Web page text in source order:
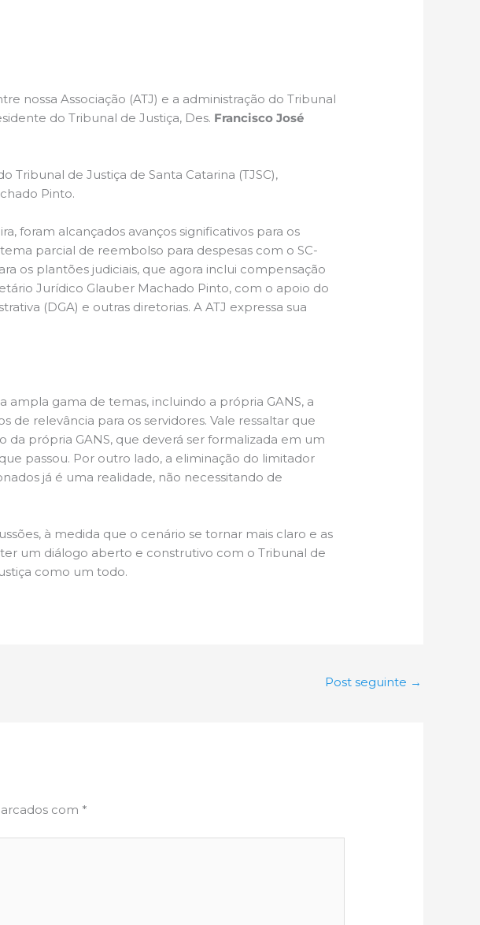
nossa Associação (ATJ) e a administração do Tribunal
do Tribunal de Justiça, Des. Francisco José
de Justiça de Santa Catarina (TJSC),
Pinto.
foram alcançados avanços significativos para os
parcial de reembolso para despesas com o SC-
os plantões judiciais, que agora inclui compensação
Jurídico Glauber Machado Pinto, com o apoio do
(DGA) e outras diretorias. A ATJ expressa sua
gama de temas, incluindo a própria GANS, a
de relevância para os servidores. Vale ressaltar que
da própria GANS, que deverá ser formalizada em um
passou. Por outro lado, a eliminação do limitador
já é uma realidade, não necessitando de
à medida que o cenário se tornar mais claro e as
um diálogo aberto e construtivo com o Tribunal de
como um todo.
Post seguinte →
com *